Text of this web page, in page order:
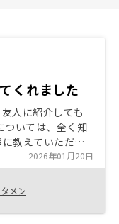
くれました
人に紹介しても
ついては、全く知
教えていただき
成でおすすめの情
。 自分の貯金額
トが対策できる
選びに関して
く、とても信頼
2026年01月20日
メン